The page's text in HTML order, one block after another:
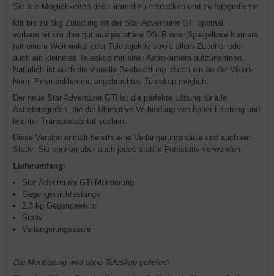
Sie alle Möglichkeiten den Himmel zu entdecken und zu fotografieren.
Mit bis zu 5kg Zuladung ist der Star Adventurer GTi optimal
vorbereitet um Ihre gut ausgestattete DSLR oder Spiegellose Kamera
mit einem Weitwinkel oder Teleobjektiv sowie allem Zubehör oder
auch ein kleineres Teleskop mit einer Astrokamera aufzunehmen.
Natürlich ist auch die visuelle Beobachtung durch ein an der Vixen-
Norm Prismenklemme angebrachtes Teleskop möglich.
Der neue Star Adventurer GTi ist die perfekte Lösung für alle
Astrofotografen, die die Ultimative Verbindung von hoher Leistung und
leichter Transportablität suchen.
Diese Version enthält bereits eine Verlängerungssäule und auch ein
Stativ, Sie können aber auch jedes stabile Fotostativ verwenden.
Lieferumfang:
Star Adventurer GTi Montierung
Gegengewichtsstange
2,3 kg Gegengewicht
Stativ
Verlängerungssäule
Die Montierung wird ohne Teleskop geliefert!